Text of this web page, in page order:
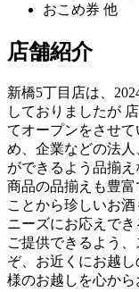
おこめ券 他
店舗紹介
新橋5丁目店は、
しておりましたが
てオープンをさせ
め、企業などの法
ができるよう品揃え
商品の品揃えも豊
ことから珍しいお
ニーズにお応えで
ご提供できるよう
ぞ、お近くにお越
様のお越しを心から